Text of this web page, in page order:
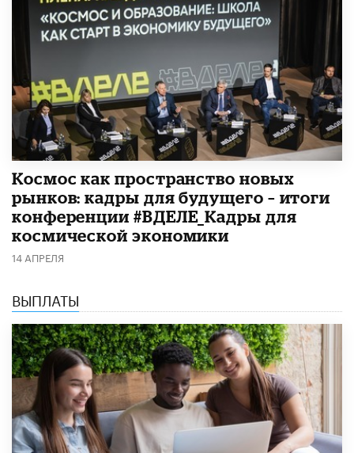
Космос как пространство новых
рынков: кадры для будущего – итоги
конференции #ВДЕЛЕ_Кадры для
космической экономики
14 АПРЕЛЯ
ВЫПЛАТЫ